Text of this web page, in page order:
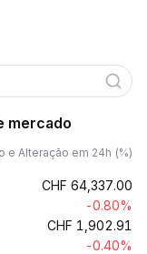
mercado
e Alteração em 24h (%)
CHF 64,337.00
-0.80%
CHF 1,902.91
-0.40%